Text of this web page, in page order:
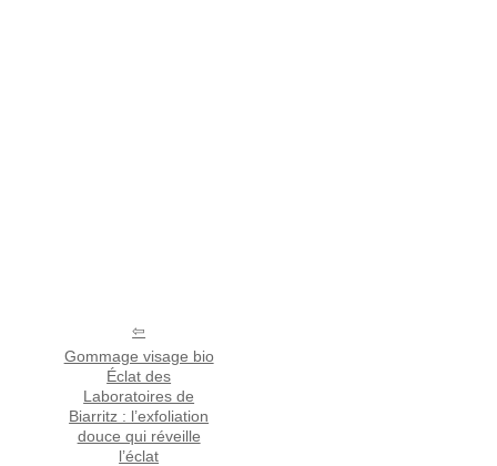
Gommage visage bio
Éclat des
Laboratoires de
Biarritz : l’exfoliation
douce qui réveille
l’éclat